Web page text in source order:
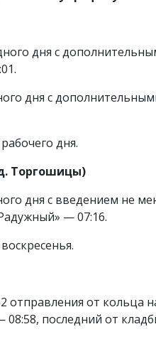
дня с
дня с
дня.
Торгошицы)
дня с введением не
— 07:16.
отправления от кольца
последний от